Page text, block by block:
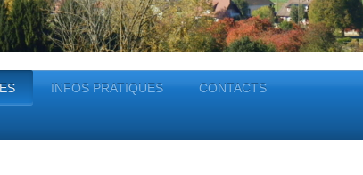
INFOS PRATIQUES CONTACTS